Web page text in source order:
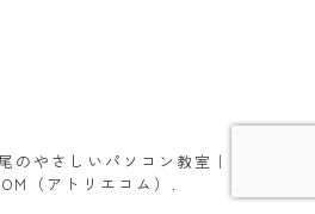
のやさしいパソコン教室｜
（アトリエコム）.